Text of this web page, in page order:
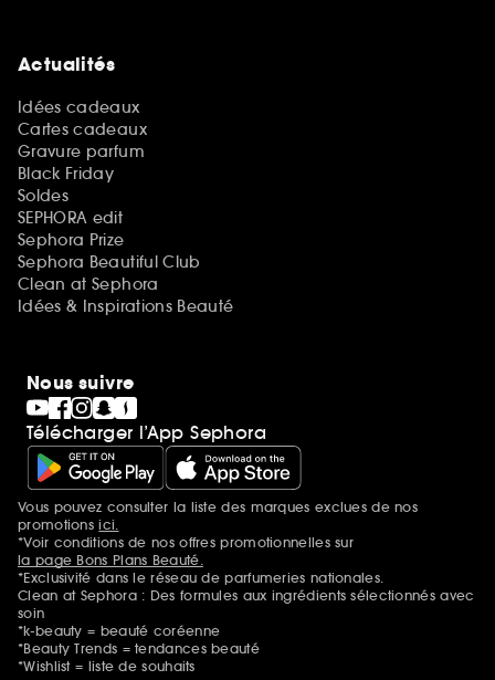
Actualités
Idées cadeaux
Cartes cadeaux
Gravure parfum
Black Friday
Soldes
SEPHORA edit
Sephora Prize
Sephora Beautiful Club
Clean at Sephora
Idées & Inspirations Beauté
Nous suivre
Télécharger l’App Sephora
Mentions additionnelles
Vous pouvez consulter la liste des marques exclues de nos
promotionsici.
*Voir conditions de nos offres promotionnelles sur
la page Bons Plans Beauté.
*Exclusivité dans le réseau de parfumeries nationales.
Clean at Sephora : Des formules aux ingrédients sélectionnés avec
soin
*k-beauty = beauté coréenne
*Beauty Trends = tendances beauté
*Wishlist = liste de souhaits